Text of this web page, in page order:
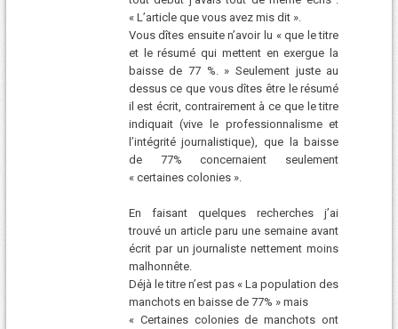
« L’article que vous avez mis dit ».
Vous dîtes ensuite n’avoir lu « que le titre
et le résumé qui mettent en exergue la
baisse de 77 %. » Seulement juste au
dessus ce que vous dîtes être le résumé
il est écrit, contrairement à ce que le titre
indiquait (vive le professionnalisme et
l’intégrité journalistique), que la baisse
de 77% concernaient seulement
« certaines colonies ».
En faisant quelques recherches j’ai
trouvé un article paru une semaine avant
écrit par un journaliste nettement moins
malhonnête.
Déjà le titre n’est pas « La population des
manchots en baisse de 77% » mais
« Certaines colonies de manchots ont